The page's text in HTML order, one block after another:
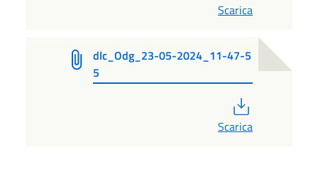
Scarica
dlc_Odg_23-05-2024_11-47-5
5
Scarica